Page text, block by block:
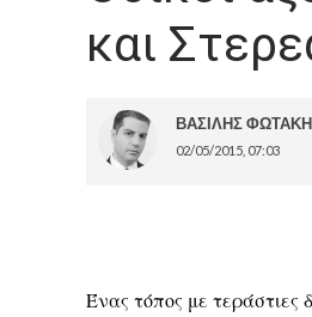
και
ΒΑΣΙΛΗΣ
02/05/2015, 07:03
Ένας τόπος με τεράστιες